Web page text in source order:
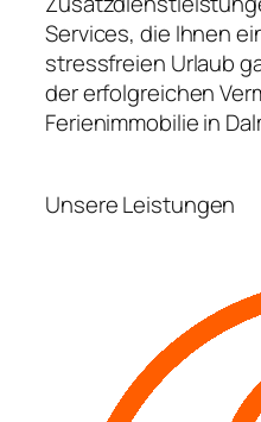
Services, die Ihnen
stressfreien Urlaub
der erfolgreichen
Ferienimmobilie in
Unsere Leistungen